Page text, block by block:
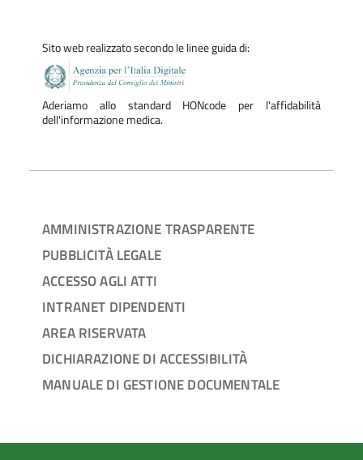
Sito web realizzato secondo le linee guida di:
Aderiamo allo standard HONcode per l'affidabilità
dell'informazione medica.
AMMINISTRAZIONE TRASPARENTE
PUBBLICITÀ LEGALE
ACCESSO AGLI ATTI
INTRANET DIPENDENTI
AREA RISERVATA
DICHIARAZIONE DI ACCESSIBILITÀ
MANUALE DI GESTIONE DOCUMENTALE